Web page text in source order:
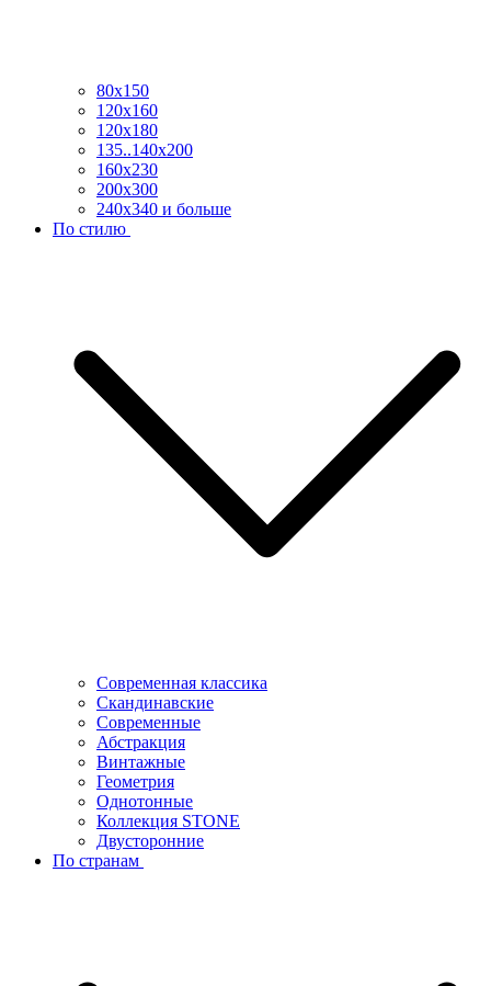
80х150
120х160
120х180
135..140х200
160х230
200х300
240х340 и больше
По стилю
Современная классика
Скандинавские
Современные
Абстракция
Винтажные
Геометрия
Однотонные
Коллекция STONE
Двусторонние
По странам